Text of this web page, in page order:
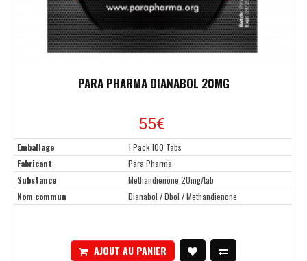
PARA PHARMA DIANABOL 20MG
55€
Emballage
1 Pack 100 Tabs
Fabricant
Para Pharma
Substance
Methandienone 20mg/tab
Nom commun
Dianabol / Dbol / Methandienone
AJOUT AU PANIER